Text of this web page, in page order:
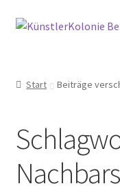
Zur
Zum
Aktivitäten
Anfahrt
Start Beiträge